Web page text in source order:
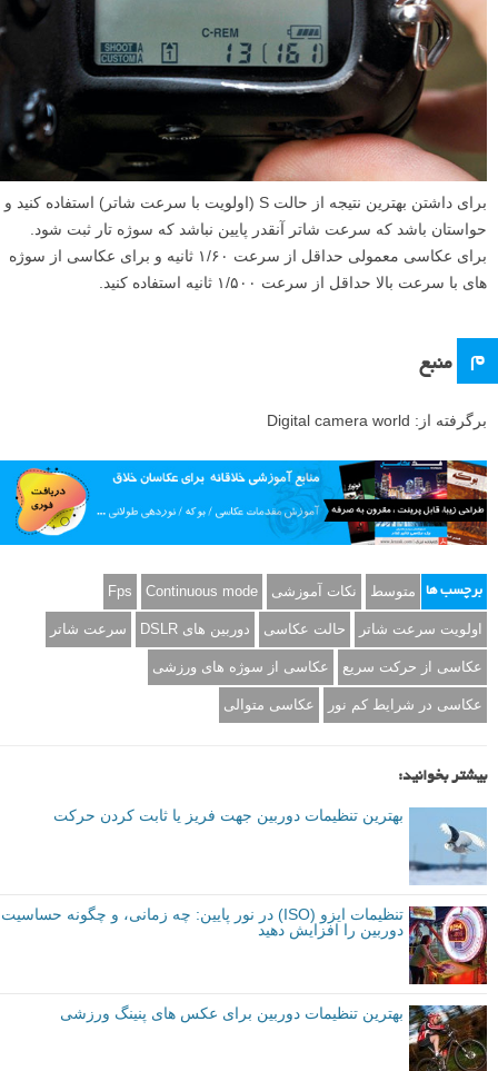
برای داشتن بهترین نتیجه از حالت S (اولویت با سرعت شاتر) استفاده کنید و
حواستان باشد که سرعت شاتر آنقدر پایین نباشد که سوژه تار ثبت شود.
برای عکاسی معمولی حداقل از سرعت ۱/۶۰ ثانیه و برای عکاسی از سوژه
های با سرعت بالا حداقل از سرعت ۱/۵۰۰ ثانیه استفاده کنید.
م منبع
برگرفته از: Digital camera world
برچسب ها متوسط نکات آموزشی Continuous mode
Fps
اولویت سرعت شاتر حالت عکاسی دوربین های DSLR سرعت شاتر
عکاسی از حرکت سریع عکاسی از سوژه های ورزشی
عکاسی در شرایط کم نور عکاسی متوالی
بیشتر بخوانید:
بهترین تنظیمات دوربین جهت فریز یا ثابت کردن حرکت
تنظیمات ایزو (ISO) در نور پایین: چه زمانی، و چگونه حساسیت
دوربین را افزایش دهید
بهترین تنظیمات دوربین برای عکس های پنینگ ورزشی